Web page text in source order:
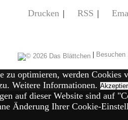
Drucken | RSS |
|
zu optimieren, werden Cookies
Weitere Informationen.
auf dieser Website sind auf
Änderung Ihrer Cookie-